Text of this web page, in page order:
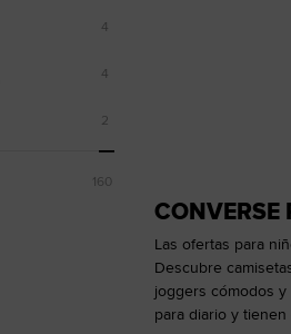
4
4
2
160
CONVERSE
Las ofertas para
Descubre
joggers cómodos
para diario y